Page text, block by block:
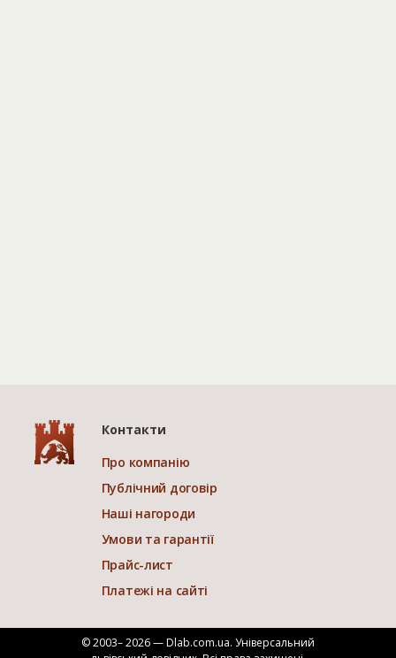
Контакти
Про компанію
Публічний договір
Наші нагороди
Умови та гарантії
Прайс-лист
Платежі на сайті
© 2003– 2026 — Dlab.com.ua. Універсальний